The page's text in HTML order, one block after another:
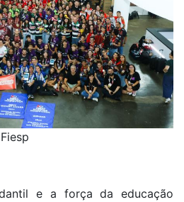
e a força da educação